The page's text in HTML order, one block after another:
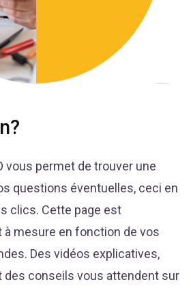
vous permet de trouver une
questions éventuelles, ceci en
clics. Cette page est
mesure en fonction de vos
Des vidéos explicatives,
des conseils vous attendent sur